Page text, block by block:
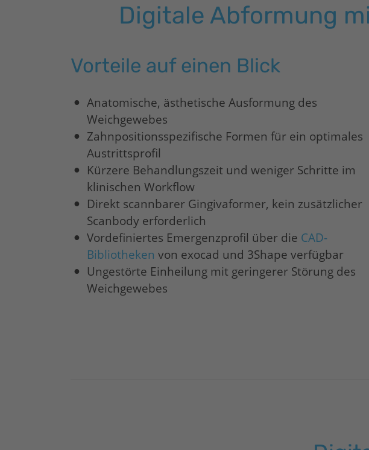
Digitale Abformung
Vorteile auf einen Blick
Anatomische, ästhetische Ausformung des
Weichgewebes
Zahnpositionsspezifische Formen für ein optimales
Austrittsprofil
Kürzere Behandlungszeit und weniger Schritte im
klinischen Workflow
Direkt scannbarer Gingivaformer, kein zusätzlicher
Scanbody erforderlich
Vordefiniertes Emergenzprofil über die CAD-
Bibliotheken von exocad und 3Shape verfügbar
Ungestörte Einheilung mit geringerer Störung des
Weichgewebes